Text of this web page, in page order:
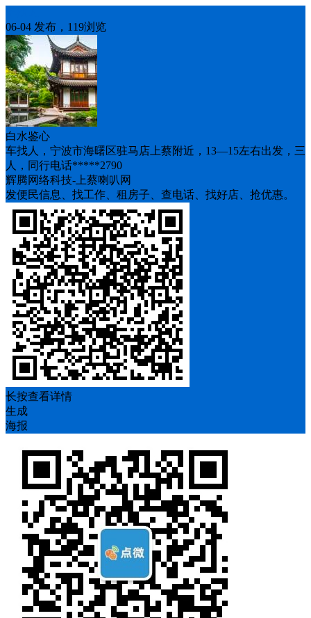
06-04 发布，119浏览
白水鉴心
车找人，宁波市海曙区驻马店上蔡附近，13—15左右出发，三
人，同行电话*****2790
辉腾网络科技-上蔡喇叭网
发便民信息、找工作、租房子、查电话、找好店、抢优惠。
长按查看详情
生成
海报